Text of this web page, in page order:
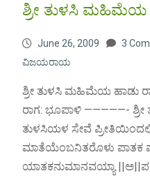
ಶ್ರೀ ತುಳಸಿ ಮಹಿಮೆಯ
June 26, 2009 3
ವಿಜಯರಾಯ
ಶ್ರೀ ತುಳಸಿ ಮಹಿಮೆಯ ಹಾಡು
ರಾಗ: ಭೂಪಾಳಿ —————- ಶ್ರೀ
ತುಳಸಿಯಳ ಸೇವೆ
ಮಾತೆಯೆಂಬನಿತರೊಳು ಪಾತಕ
ಯಾತಕನುಮಾನವಯ್ಯಾ